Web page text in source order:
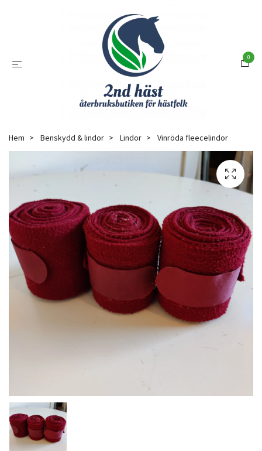
0
Hem Benskydd & lindor Lindor Vinröda fleecelindor